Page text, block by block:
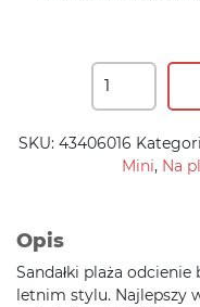
SKU: 43406016
Mini, Na
Opis
Sandałki plaża odcienie
letnim stylu. Najlepszy